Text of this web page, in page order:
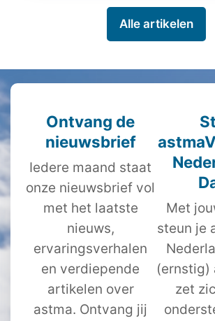
Alle artikelen
Ontvang de
nieuwsbrief
Iedere maand staat
onze nieuwsbrief vol
met het laatste
nieuws,
ervaringsverhalen
en verdiepende
artikelen over
astma. Ontvang jij
Met
steun je
(ernstig)
zet